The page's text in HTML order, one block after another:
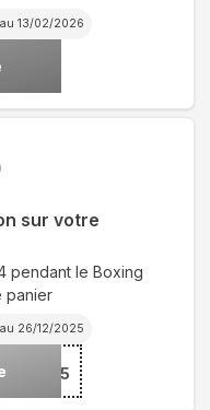
13/02/2026
sur votre
pendant le Boxing
panier
26/12/2025
***5